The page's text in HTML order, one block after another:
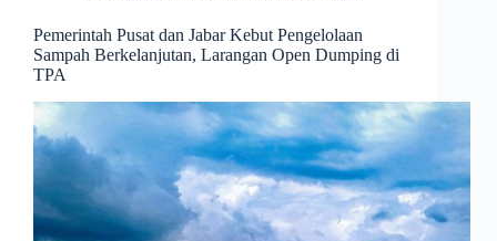
Pemerintah Pusat dan Jabar Kebut Pengelolaan
Sampah Berkelanjutan, Larangan Open Dumping di
TPA